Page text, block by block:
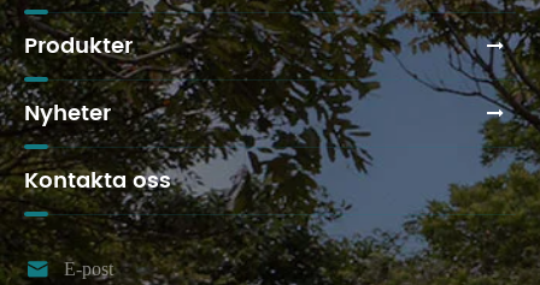
Produkter
Nyheter
Kontakta oss
 E-post